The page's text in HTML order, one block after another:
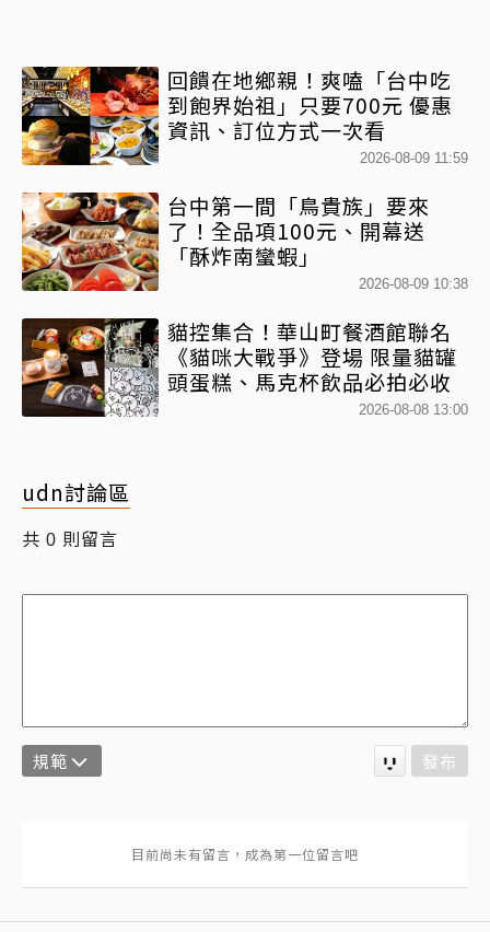
回饋在地鄉親！爽嗑「台中吃
到飽界始祖」只要700元 優惠
資訊、訂位方式一次看
2026-08-09 11:59
台中第一間「鳥貴族」要來
了！全品項100元、開幕送
「酥炸南蠻蝦」
2026-08-09 10:38
貓控集合！華山町餐酒館聯名
《貓咪大戰爭》登場 限量貓罐
頭蛋糕、馬克杯飲品必拍必收
2026-08-08 13:00
udn討論區
共 0 則留言
規範 發布